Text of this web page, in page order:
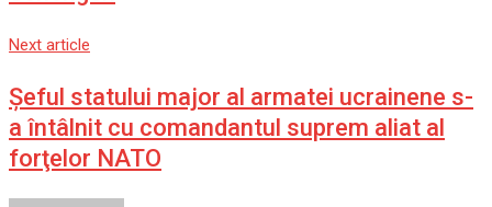
Next article
Șeful statului major al armatei ucrainene s-
a întâlnit cu comandantul suprem aliat al
forţelor NATO